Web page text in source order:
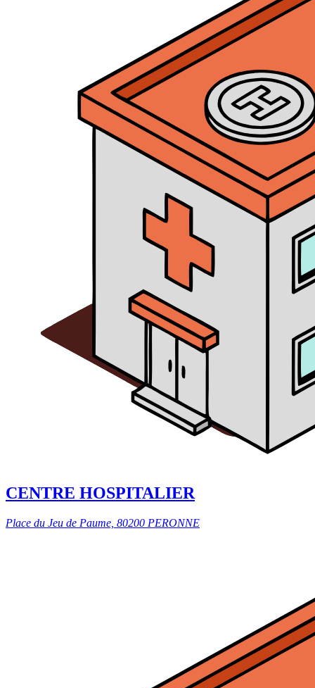
CENTRE HOSPITALIER
Place du Jeu de Paume, 80200 PERONNE